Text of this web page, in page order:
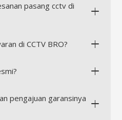
pasang cctv di
di CCTV BRO?
pengajuan garansinya